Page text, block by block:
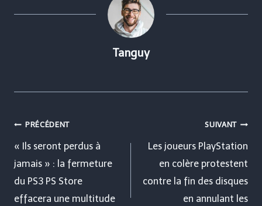
Tanguy
Navigation
de
l’article
PRÉCÉDENT
« Ils seront perdus à
jamais » : la fermeture
du PS3 PS Store
effacera une multitude
SUIVANT
Les joueurs PlayStation
en colère protestent
contre la fin des disques
en annulant les